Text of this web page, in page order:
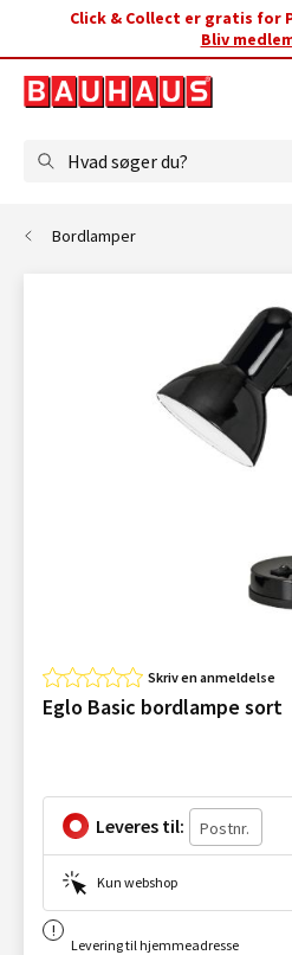
Click & Collect er gratis for
Bliv
Hvad søger du?
Bordlamper
Skriv en anmeldelse
Eglo Basic bordlampe sort
Leveres til:
Kun webshop
Levering til hjemmeadresse